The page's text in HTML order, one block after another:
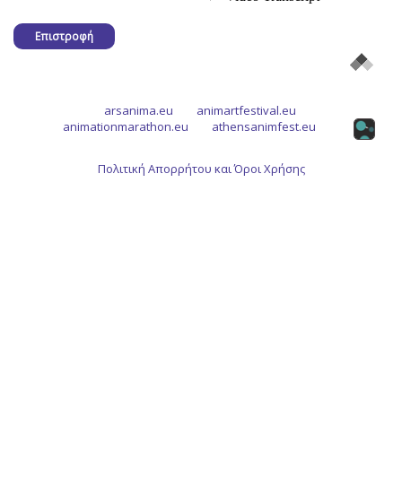
Επιστροφή
arsanima.eu
animartfestival.eu
animationmarathon.eu
athensanimfest.eu
Πολιτική Απορρήτου και Όροι Χρήσης